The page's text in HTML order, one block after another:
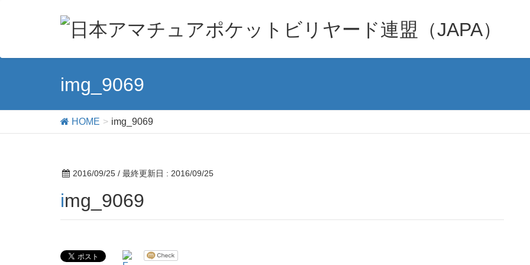
img_9069
HOME img_9069
2016/09/25 / 最終更新日 : 2016/09/25
img_9069